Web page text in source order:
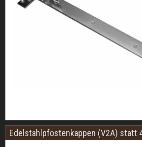
Edelstahlpfostenkappen (V2A) statt